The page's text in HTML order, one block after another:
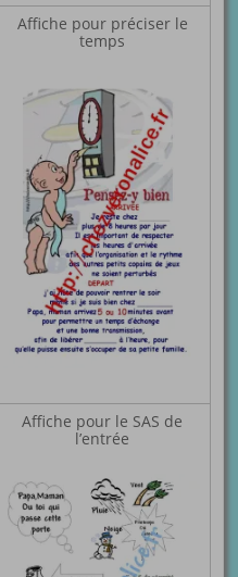
Affiche pour préciser le
temps
Affiche pour le SAS de
l’entrée